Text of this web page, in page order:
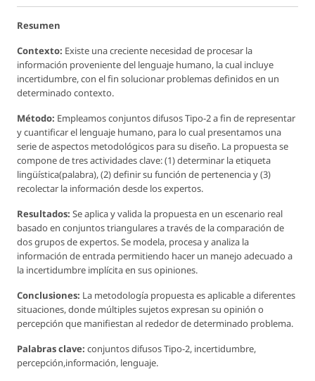
Resumen
Contexto: Existe una creciente necesidad de procesar la
información proveniente del lenguaje humano, la cual incluye
incertidumbre, con el fin solucionar problemas definidos en un
determinado contexto.
Método: Empleamos conjuntos difusos Tipo-2 a fin de representar
y cuantificar el lenguaje humano, para lo cual presentamos una
serie de aspectos metodológicos para su diseño. La propuesta se
compone de tres actividades clave: (1) determinar la etiqueta
lingüística(palabra), (2) definir su función de pertenencia y (3)
recolectar la información desde los expertos.
Resultados: Se aplica y valida la propuesta en un escenario real
basado en conjuntos triangulares a través de la comparación de
dos grupos de expertos. Se modela, procesa y analiza la
información de entrada permitiendo hacer un manejo adecuado a
la incertidumbre implícita en sus opiniones.
Conclusiones: La metodología propuesta es aplicable a diferentes
situaciones, donde múltiples sujetos expresan su opinión o
percepción que manifiestan al rededor de determinado problema.
Palabras clave: conjuntos difusos Tipo-2, incertidumbre,
percepción,información, lenguaje.